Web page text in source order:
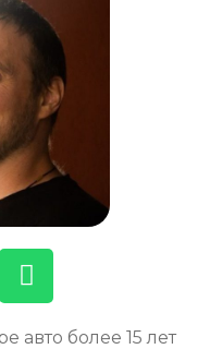
авто более 15 лет